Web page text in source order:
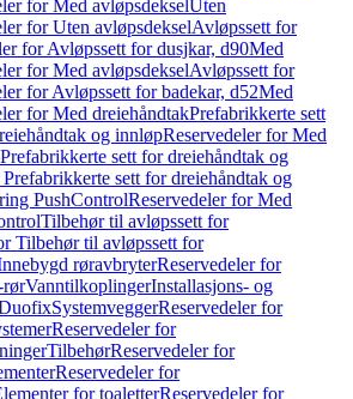
for Med avløpsdekselUten
for Uten avløpsdekselAvløpssett for
for Avløpssett for dusjkar, d90Med
for Med avløpsdekselAvløpssett for
for Avløpssett for badekar, d52Med
for Med dreiehåndtakPrefabrikkerte sett
og innløpReservedeler for Med
Prefabrikkerte sett for dreiehåndtak og
sett for dreiehåndtak og
PushControlReservedeler for Med
Tilbehør til avløpssett for
Tilbehør til avløpssett for
røravbryterReservedeler for
rørVanntilkoplingerInstallasjons- og
SystemveggerReservedeler for
Reservedeler for
TilbehørReservedeler for
Reservedeler for
for toaletterReservedeler for